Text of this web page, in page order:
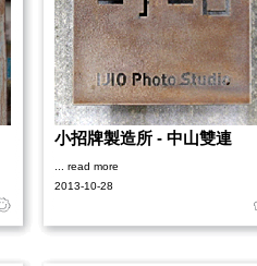
小招牌製造所 - 中山雙連
... read more
2013-10-28